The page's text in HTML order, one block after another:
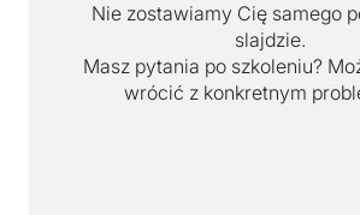
Nie zostawiamy Cię samego
slajdzie.
Masz pytania po szkoleniu?
wrócić z konkretnym